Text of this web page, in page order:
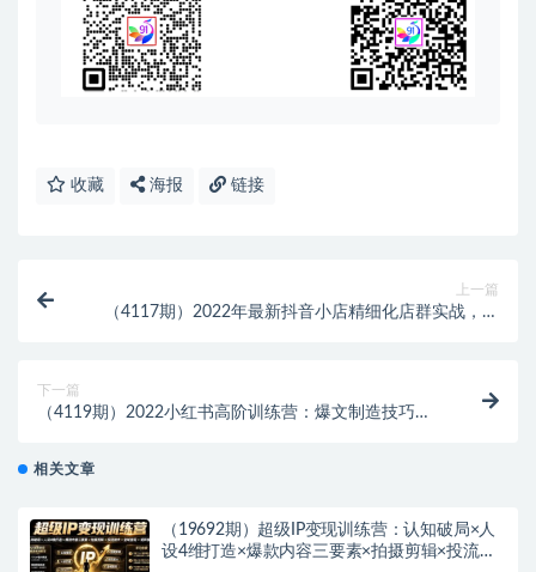
收藏 海报 链接
上一篇
（4117期）2022年最新抖音小店精细化店群实战，抖
下一篇
（4119期）2022小红书高阶训练营：爆文制造技巧，
相关文章
（19692期）超级IP变现训练营：认知破局×人
设4维打造×爆款内容三要素×拍摄剪辑×投流放